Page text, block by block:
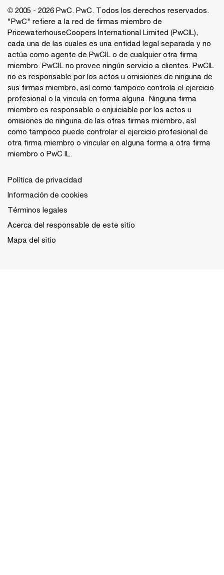
© 2005 - 2026 PwC. PwC. Todos los derechos reservados.
"PwC" refiere a la red de firmas miembro de
PricewaterhouseCoopers International Limited (PwCIL),
cada una de las cuales es una entidad legal separada y no
actúa como agente de PwCIL o de cualquier otra firma
miembro. PwCIL no provee ningún servicio a clientes. PwCIL
no es responsable por los actos u omisiones de ninguna de
sus firmas miembro, así como tampoco controla el ejercicio
profesional o la vincula en forma alguna. Ninguna firma
miembro es responsable o enjuiciable por los actos u
omisiones de ninguna de las otras firmas miembro, así
como tampoco puede controlar el ejercicio profesional de
otra firma miembro o vincular en alguna forma a otra firma
miembro o PwC IL.
Política de privacidad
Información de cookies
Términos legales
Acerca del responsable de este sitio
Mapa del sitio